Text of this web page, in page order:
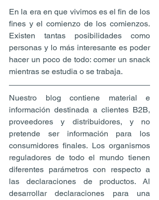
En la era en que vivimos es el fin de los
fines y el comienzo de los comienzos.
Existen tantas posibilidades como
personas y lo más interesante es poder
hacer un poco de todo: comer un snack
mientras se estudia o se trabaja.
Nuestro blog contiene material e
información destinada a clientes B2B,
proveedores y distribuidores, y no
pretende ser información para los
consumidores finales. Los organismos
reguladores de todo el mundo tienen
diferentes parámetros con respecto a
las declaraciones de productos. Al
desarrollar declaraciones para una